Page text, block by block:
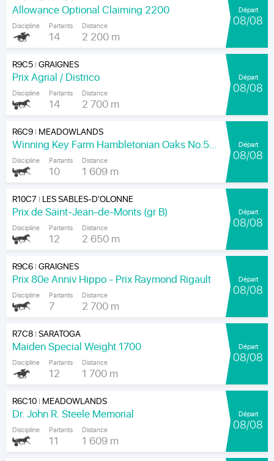
Allowance Optional Claiming 2200
Discipline Partants
14
Distance
2 200 m
Départ
08/08
R9C5|GRAIGNES
Prix Agrial / Districo
Discipline Partants
14
Distance
2 700 m
Départ
08/08
R6C9| MEADOWLANDS
Winning Key Farm Hambletonian Oaks No.56 - Final
Discipline Partants
10
Distance
1 609 m
Départ
08/08
R10C7 | LES SABLES-D'OLONNE
Prix de Saint-Jean-de-Monts (gr B)
Discipline Partants
12
Distance
2 650 m
Départ
08/08
R9C6|GRAIGNES
Prix 80e Anniv Hippo - Prix Raymond Rigault
Discipline Partants
7
Distance
2 700 m
Départ
08/08
R7C8|SARATOGA
Maiden Special Weight 1700
Discipline Partants
12
Distance
1 700 m
Départ
08/08
R6C10| MEADOWLANDS
Dr. John R. Steele Memorial
Discipline Partants
11
Distance
1 609 m
Départ
08/08